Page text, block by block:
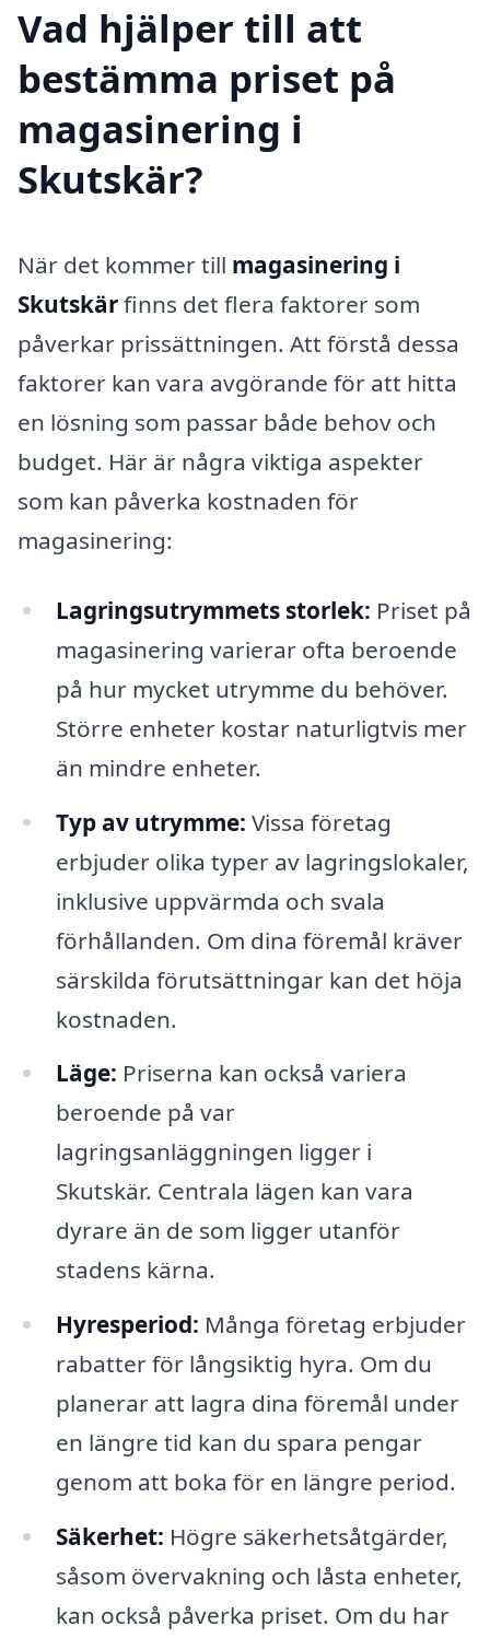
Vad hjälper till att
bestämma priset på
magasinering i
Skutskär?
När det kommer till magasinering i
Skutskärfinns det flera faktorer som
påverkar prissättningen. Att förstå dessa
faktorer kan vara avgörande för att hitta
en lösning som passar både behov och
budget. Här är några viktiga aspekter
som kan påverka kostnaden för
magasinering:
Lagringsutrymmets storlek: Priset på
magasinering varierar ofta beroende
på hur mycket utrymme du behöver.
Större enheter kostar naturligtvis mer
än mindre enheter.
Typ av utrymme: Vissa företag
erbjuder olika typer av lagringslokaler,
inklusive uppvärmda och svala
förhållanden. Om dina föremål kräver
särskilda förutsättningar kan det höja
kostnaden.
Läge: Priserna kan också variera
beroende på var
lagringsanläggningen ligger i
Skutskär. Centrala lägen kan vara
dyrare än de som ligger utanför
stadens kärna.
Hyresperiod: Många företag erbjuder
rabatter för långsiktig hyra. Om du
planerar att lagra dina föremål under
en längre tid kan du spara pengar
genom att boka för en längre period.
Säkerhet: Högre säkerhetsåtgärder,
såsom övervakning och låsta enheter,
kan också påverka priset. Om du har